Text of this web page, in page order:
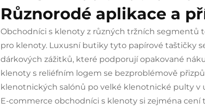
Různorodé aplikace a
Obchodníci s klenoty z různých tržních segmentů
pro klenoty. Luxusní butiky tyto papírové taštičky
dárkových zážitků, které podporují opakované
klenoty s reliéfním logem se bezproblémově
klenotnických salónů po velké klenotnické pulty v
E-commerce obchodníci s klenoty si zejména